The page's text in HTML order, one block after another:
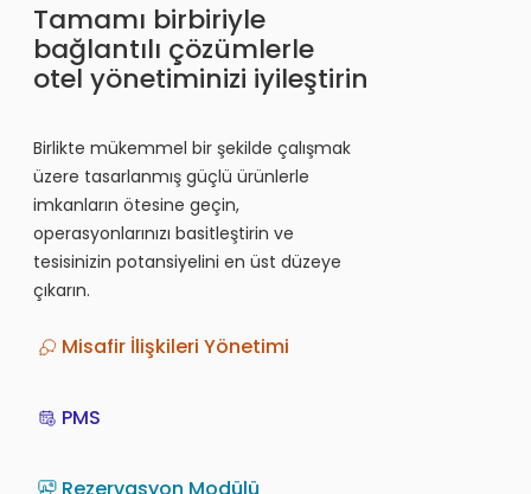
Tamamı birbiriyle
bağlantılı çözümlerle
otel yönetiminizi iyileştirin
Birlikte mükemmel bir şekilde çalışmak
üzere tasarlanmış güçlü ürünlerle
imkanların ötesine geçin,
operasyonlarınızı basitleştirin ve
tesisinizin potansiyelini en üst düzeye
çıkarın.
Misafir İlişkileri Yönetimi
PMS